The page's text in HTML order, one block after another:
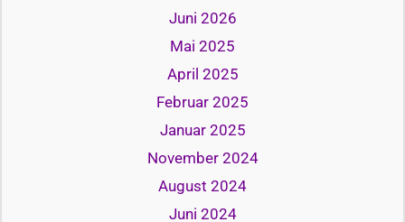
Juni 2026
Mai 2025
April 2025
Februar 2025
Januar 2025
November 2024
August 2024
Juni 2024